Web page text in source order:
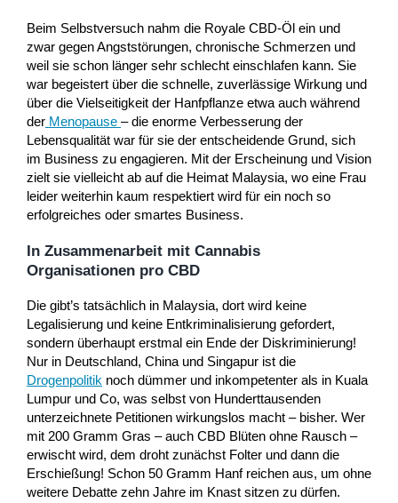
Beim Selbstversuch nahm die Royale CBD-Öl ein und
zwar gegen Angststörungen, chronische Schmerzen und
weil sie schon länger sehr schlecht einschlafen kann. Sie
war begeistert über die schnelle, zuverlässige Wirkung und
über die Vielseitigkeit der Hanfpflanze etwa auch während
der Menopause – die enorme Verbesserung der
Lebensqualität war für sie der entscheidende Grund, sich
im Business zu engagieren. Mit der Erscheinung und Vision
zielt sie vielleicht ab auf die Heimat Malaysia, wo eine Frau
leider weiterhin kaum respektiert wird für ein noch so
erfolgreiches oder smartes Business.
In Zusammenarbeit mit Cannabis
Organisationen pro CBD
Die gibt’s tatsächlich in Malaysia, dort wird keine
Legalisierung und keine Entkriminalisierung gefordert,
sondern überhaupt erstmal ein Ende der Diskriminierung!
Nur in Deutschland, China und Singapur ist die
Drogenpolitik noch dümmer und inkompetenter als in Kuala
Lumpur und Co, was selbst von Hunderttausenden
unterzeichnete Petitionen wirkungslos macht – bisher. Wer
mit 200 Gramm Gras – auch CBD Blüten ohne Rausch –
erwischt wird, dem droht zunächst Folter und dann die
Erschießung! Schon 50 Gramm Hanf reichen aus, um ohne
weitere Debatte zehn Jahre im Knast sitzen zu dürfen.